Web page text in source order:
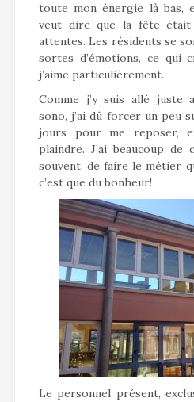
toute mon énergie là bas,
veut dire que la fête
attentes. Les résidents se
sortes d’émotions, ce qui
j’aime particulièrement.
Comme j’y suis allé juste
sono, j’ai dû forcer un peu
jours pour me reposer,
plaindre. J’ai beaucoup de
souvent, de faire le métier
c’est que du bonheur!
Le personnel présent,